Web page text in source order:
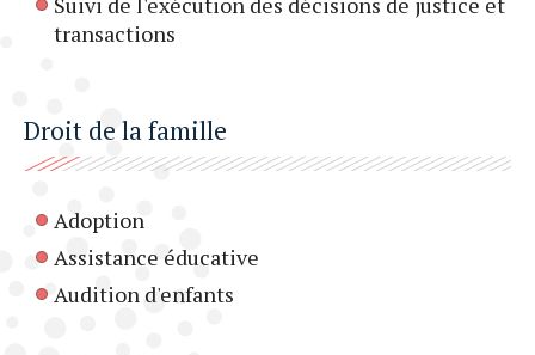
transactions
Droit de la famille
Adoption
Assistance éducative
Audition d'enfants